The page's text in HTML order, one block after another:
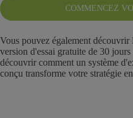
COMMENCEZ
Vous pouvez également
version d'essai gratuite de 30
découvrir comment un système
conçu transforme votre stratégie